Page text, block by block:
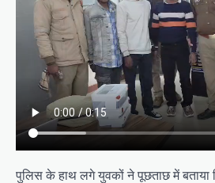
पुलिस के हाथ लगे युवकों ने पूछताछ में बताया